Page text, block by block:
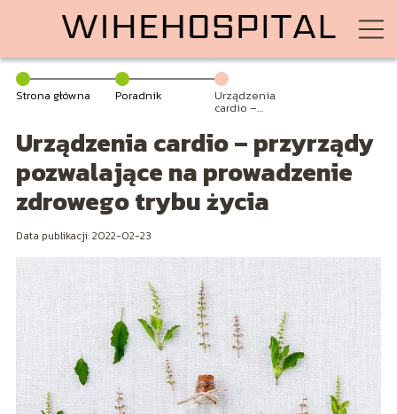
Strona główna Poradnik Urządzenia
cardio –
prowadzenie
zdrowego trybu
życia
Urządzenia cardio – przyrządy
pozwalające na prowadzenie
zdrowego trybu życia
Data publikacji: 2022-02-23